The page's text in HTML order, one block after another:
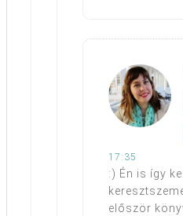
17:35
:) Én is így
először